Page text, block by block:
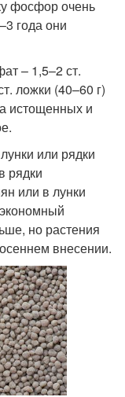
фосфор очень
года они
– 1,5–2 ст.
ложки (40–60 г)
истощенных и
или рядки
рядки
или в лунки
но растения
внесении.